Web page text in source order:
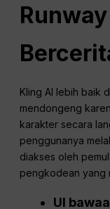
Kling AI lebih baik
mendongeng
karakter secara
penggunanya
diakses oleh
pengkodean yang
UI